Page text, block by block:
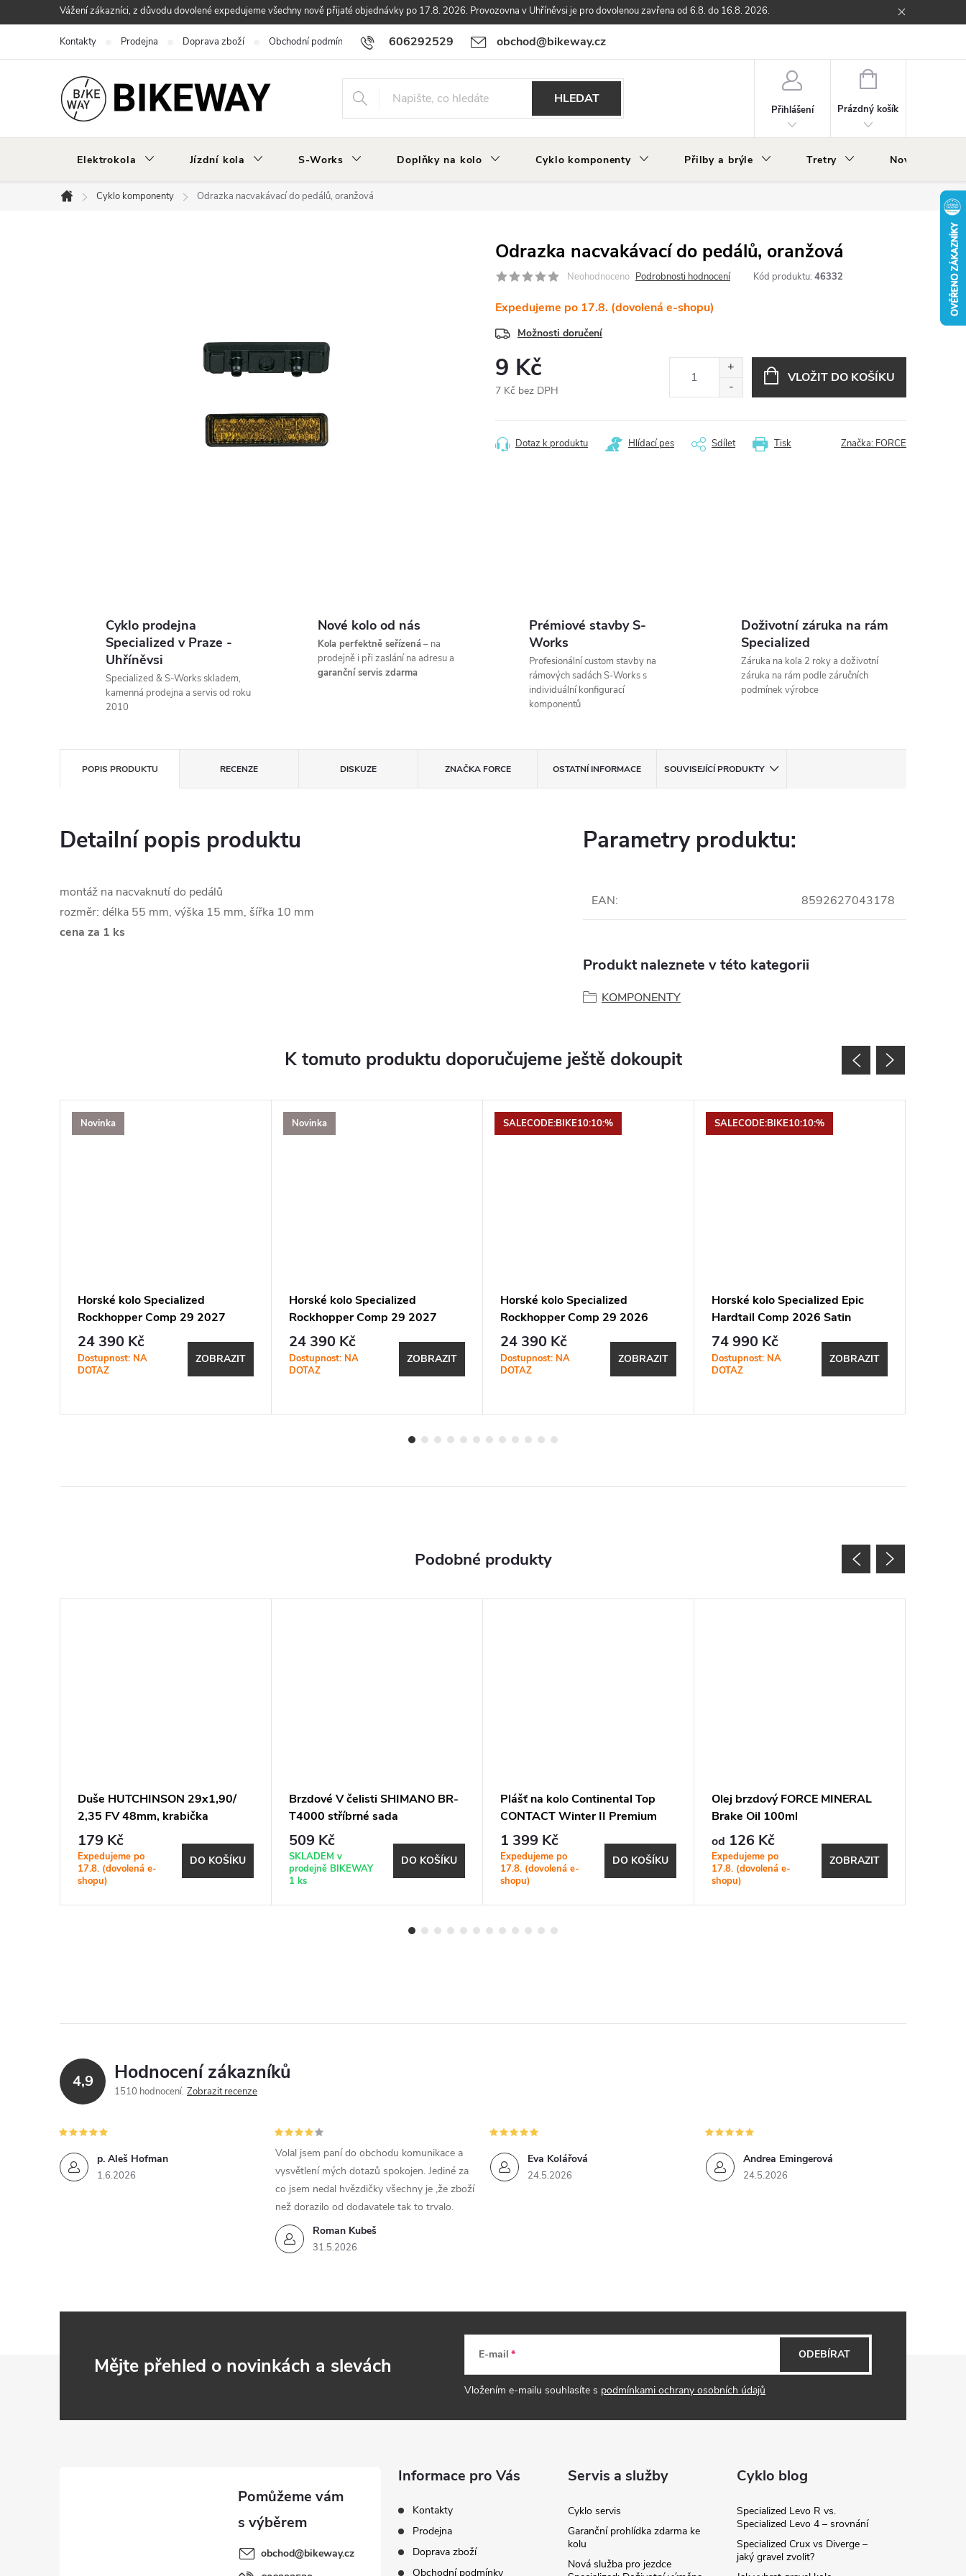
na
Vážení zákazníci, z důvodu dovolené expedujeme všechny nově přijaté objednávky po 17.8. 2026. Provozovna v Uhříněvsi je pro dovolenou zavřena od 6.8. do 16.8. 2026.
606292529 obchod@bikeway.cz
Kontakty Prodejna Doprava zboží Obchodní podmínky Podmínky ochrany osobních údajů Vrácení a reklamace zboží
HLEDAT
Přihlášení
NÁKUPNÍ
Prázdný košík
Elektrokola Jízdní kola S-Works Doplňky na kolo Cyklo komponenty Přilby a brýle Tretry Nově v
Domů
Cyklo komponenty Odrazka nacvakávací do pedálů, oranžová
Odrazka nacvakávací do pedálů, oranžová
Neohodnoceno Podrobnosti hodnocení Kód produktu: 46332
Expedujeme po 17.8. (dovolená e-shopu)
Možnosti doručení
9 Kč
7 Kč bez DPH
cena:
VLOŽIT DO KOŠÍKU
Tisk
Dotaz k produktu Hlídací pes Sdílet Značka: FORCE
Cyklo prodejna
Specialized v Praze -
Uhříněvsi
Specialized & S-Works skladem,
kamenná prodejna a servis od roku
2010
Nové kolo od nás
Kola perfektně seřízená– na
prodejně i při zaslání na adresu a
garanční servis zdarma
Prémiové stavby S-
Works
Profesionální custom stavby na
rámových sadách S-Works s
individuální konfigurací
komponentů
Doživotní záruka na rám
Specialized
Záruka na kola 2 roky a doživotní
záruka na rám podle záručních
podmínek výrobce
POPIS PRODUKTU RECENZE DISKUZE ZNAČKAFORCE OSTATNÍ INFORMACE SOUVISEJÍCÍ PRODUKTY
Detailní popis produktu
montáž na nacvaknutí do pedálů
rozměr: délka 55 mm, výška 15 mm, šířka 10 mm
cena za 1 ks
Parametry produktu:
EAN: 8592627043178
Produkt naleznete v této kategorii
KOMPONENTY
K tomuto produktu doporučujeme ještě dokoupit
Novinka
Horské kolo Specialized
Rockhopper Comp 29 2027
Gloss Teal Tint Aluminium /
Agave Grey
24 390 Kč
Dostupnost: NA
DOTAZ
ZOBRAZIT
Novinka
Horské kolo Specialized
Rockhopper Comp 29 2027
Gloss Cayenne Metallic / Stallion
Metallic
24 390 Kč
Dostupnost: NA
DOTAZ
ZOBRAZIT
SALECODE:BIKE10:10:%
Horské kolo Specialized
Rockhopper Comp 29 2026
Satin Nebula Metallic
24 390 Kč
Dostupnost: NA
DOTAZ
ZOBRAZIT
SALECODE:BIKE10:10:%
Horské kolo Specialized Epic
Hardtail Comp 2026 Satin
Carbon / Metallic White Silver
74 990 Kč
Dostupnost: NA
DOTAZ
ZOBRAZIT
Duše HUTCHINSON 29x1,90/
2,35 FV 48mm, krabička
179 Kč
Expedujeme po
17.8. (dovolená e-
shopu)
DO KOŠÍKU
Brzdové V čelisti SHIMANO BR-
T4000 stříbrné sada
509 Kč
SKLADEM v
prodejně BIKEWAY
1 ks
DO KOŠÍKU
Plášť na kolo Continental Top
CONTACT Winter II Premium
700x42C 42-622 kevlar
1 399 Kč
Expedujeme po
17.8. (dovolená e-
shopu)
DO KOŠÍKU
Olej brzdový FORCE MINERAL
Brake Oil 100ml
od 126 Kč
Expedujeme po
17.8. (dovolená e-
shopu)
ZOBRAZIT
4,9 Hodnocení zákazníků
1510 hodnocení Zobrazit recenze
p. Aleš Hofman
1.6.2026
Roman Kubeš
31.5.2026
Volal jsem paní do obchodu komunikace a
vysvětlení mých dotazů spokojen. Jediné za
co jsem nedal hvězdičky všechny je ,že zboží
než dorazilo od dodavatele tak to trvalo.
Eva Kolářová
24.5.2026
Andrea Emingerová
24.5.2026
Mějte přehled o novinkách a slevách E-mail
Vložením e-mailu souhlasíte s podmínkami ochrany osobních údajů
ODEBÍRAT
obchod@bikeway.cz
Informace pro Vás
Kontakty
Prodejna
Doprava zboží
Obchodní podmínky
Servis a služby
Cyklo servis
Garanční prohlídka zdarma ke
kolu
Nová služba pro jezdce
Cyklo blog
Specialized Levo R vs.
Specialized Levo 4 – srovnání
Specialized Crux vs Diverge –
jaký gravel zvolit?